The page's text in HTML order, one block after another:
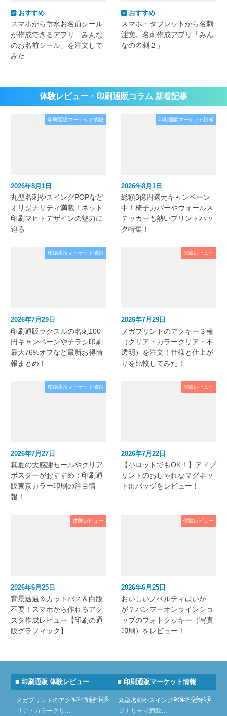
おすすめ
スマホから耐水お名前シール
が作成できるアプリ「みんな
のお名前シール」を注文して
みた
おすすめ
スマホ・タブレットから名刺
注文。名刺作成アプリ「みん
なの名刺２」
体験レビュー・印刷通販コラム 新着記事
印刷通販マーケット情報
2026年8月1日
丸型名刺やスイングPOPなど
オリジナリティ満載！ネット
印刷マヒトデザインの魅力に
迫る
印刷通販マーケット情報
2026年8月1日
総額3億円還元キャンペーン
中！椅子カバーやウォールス
テッカーも熱いプリントパッ
ク特集！
印刷通販マーケット情報
2026年7月29日
印刷通販ラクスルの名刺100
円キャンペーンやチラシ印刷
最大76%オフなど最新お得情
報まとめ！
体験レビュー
2026年7月29日
メガプリントのアクキー３種
（クリア・カラークリア・不
透明）を注文！仕様と仕上が
りを比較してみた！
印刷通販マーケット情報
2026年7月27日
真夏の大感謝セールやクリア
ポスターがおすすめ！印刷通
販東京カラー印刷の注目情
報！
体験レビュー
2026年7月22日
【小ロットでもOK！】アドプ
リントのおしゃれなマグネッ
ト缶バッジをレビュー！
体験レビュー
2026年6月25日
背景透過＆カットパス＆白版
不要！スマホから作れるアク
スタ作成レビュー【印刷の通
販グラフィック】
体験レビュー
2026年6月25日
おいしいノベルティはいか
が？バンフーオンラインショ
ップのフォトクッキー（写真
印刷）をレビュー！
■ 印刷通販 体験レビュー
» すべてを見る
メガプリントのアクキー３種（ク
リア・カラークリ…
■ 印刷通販マーケット情報
» すべてを見る
丸型名刺やスイングPOPなどオリ
ジナリティ満載…